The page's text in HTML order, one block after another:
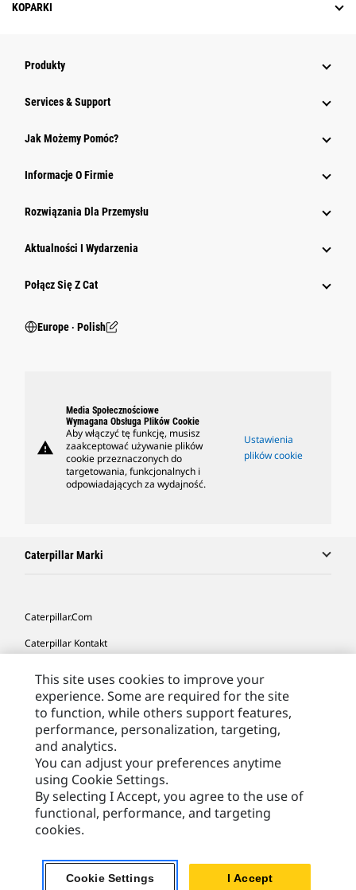
KOPARKI
Produkty
Services & Support
Jak Możemy Pomóc?
Informacje O Firmie
Rozwiązania Dla Przemysłu
Aktualności I Wydarzenia
Połącz Się Z Cat
Europe ‧ Polish
warning
Media Społecznościowe
Wymagana Obsługa Plików Cookie
Aby włączyć tę funkcję, musisz
zaakceptować używanie plików
cookie przeznaczonych do
targetowania, funkcjonalnych i
odpowiadających za wydajność.
Ustawienia
plików cookie
Caterpillar Marki
Caterpillar.com
Caterpillar Kontakt
Moje Preferencje Marketingowe
Site Map
Cookie Settings
Legal
Privacy
Europe - Polish© 2026 Caterpillar. Wszelkie prawa zastrzeżone.
This site uses cookies to improve your
experience. Some are required for the site
to function, while others support features,
performance, personalization, targeting,
and analytics.
You can adjust your preferences anytime
using Cookie Settings.
By selecting I Accept, you agree to the use of
functional, performance, and targeting
cookies.
Cookie Settings I Accept